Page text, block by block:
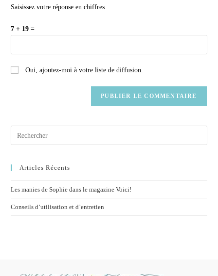
Saisissez votre réponse en chiffres
7 + 19 =
Oui, ajoutez-moi à votre liste de diffusion.
Articles Récents
Les manies de Sophie dans le magazine Voici!
Conseils d’utilisation et d’entretien